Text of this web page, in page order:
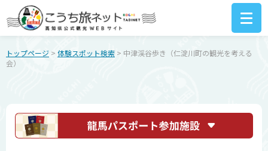
トップページ > 体験スポット検索 > 中津渓谷歩き（仁淀川町の観光を考える
会）